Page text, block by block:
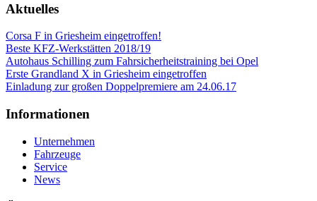
Aktuelles
Corsa F in Griesheim eingetroffen!
Beste KFZ-Werkstätten 2018/19
Autohaus Schilling zum Fahrsicherheitstraining bei Opel
Erste Grandland X in Griesheim eingetroffen
Einladung zur großen Doppelpremiere am 24.06.17
Informationen
Unternehmen
Fahrzeuge
Service
News